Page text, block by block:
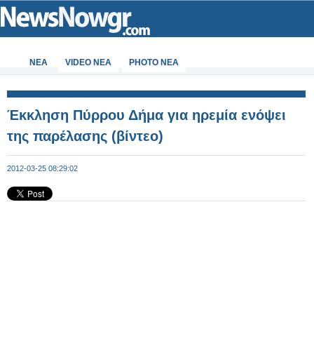
ΝΕΑ VIDEO NEA PHOTO NEA
Έκκληση Πύρρου Δήμα για ηρεμία ενόψει
της παρέλασης (βίντεο)
2012-03-25 08:29:02